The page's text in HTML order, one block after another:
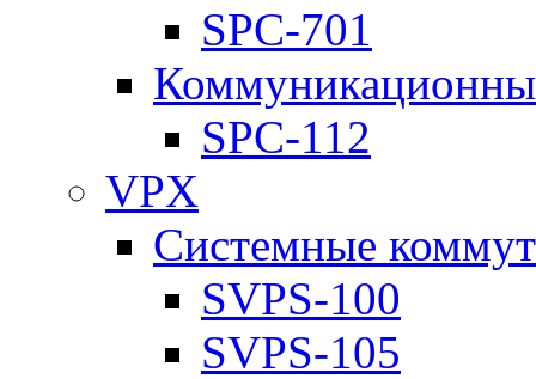
SPC-701
SPC-112
VPX
Системные
SVPS-100
SVPS-105